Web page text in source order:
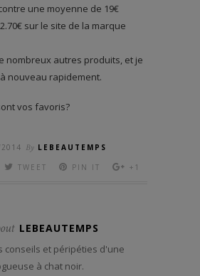
une moyenne de 19€
sur le site de la marque
nombreux autres produits, et je
nouveau rapidement.
vos favoris?
By LEBEAUTEMPS
TWEET PIN IT +1
LEBEAUTEMPS
conseils et péripéties d'une
à chat noir.